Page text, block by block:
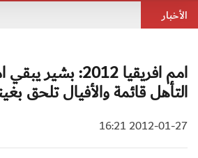
الأخبار
امم افريقيا 2012:
التأهل قائمة والأفيال تلحق
2012-01-27 16:21